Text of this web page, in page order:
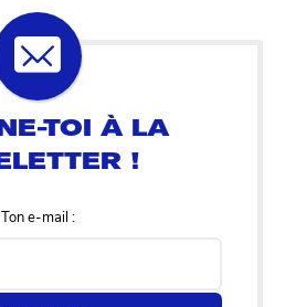
Ton e-mail :